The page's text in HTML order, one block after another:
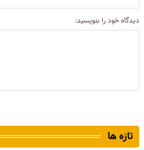
دیدگاه خود را بنویسید:
تازه ها